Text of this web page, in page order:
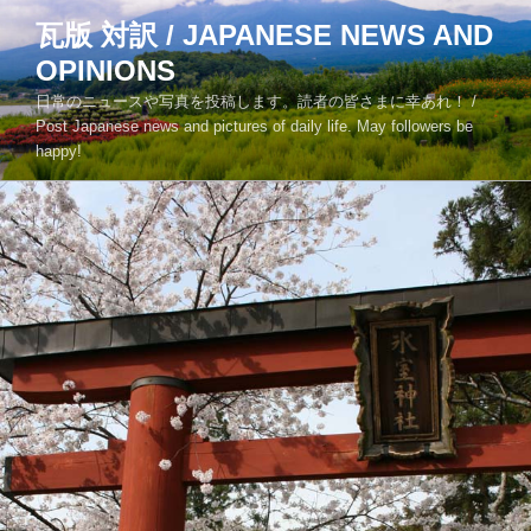
ン
ン
ツ
へ
ス
キ
ッ
プ
瓦版 対訳 / JAPANESE NEWS AND
OPINIONS
日常のニュースや写真を投稿します。読者の皆さまに幸あれ！ /
Post Japanese news and pictures of daily life. May followers be
happy!